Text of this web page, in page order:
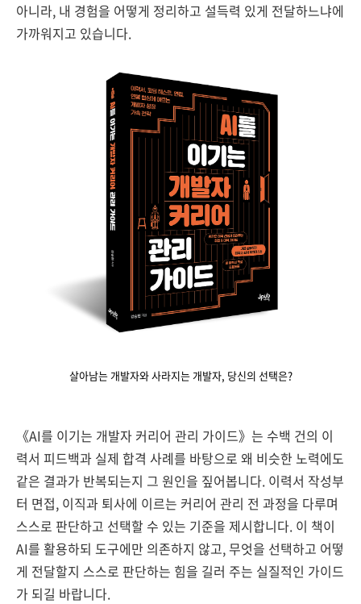
아니라, 내 경험을 어떻게 정리하고 설득력 있게 전달하느냐에
가까워지고 있습니다.
살아남는 개발자와 사라지는 개발자, 당신의 선택은?
《AI를 이기는 개발자 커리어 관리 가이드》는 수백 건의 이
력서 피드백과 실제 합격 사례를 바탕으로 왜 비슷한 노력에도
같은 결과가 반복되는지 그 원인을 짚어봅니다. 이력서 작성부
터 면접, 이직과 퇴사에 이르는 커리어 관리 전 과정을 다루며
스스로 판단하고 선택할 수 있는 기준을 제시합니다. 이 책이
AI를 활용하되 도구에만 의존하지 않고, 무엇을 선택하고 어떻
게 전달할지 스스로 판단하는 힘을 길러 주는 실질적인 가이드
가 되길 바랍니다.